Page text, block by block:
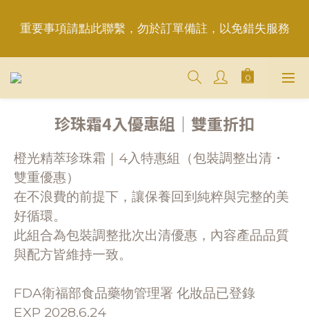
重要事項請點此聯繫，勿於訂單備註，以免錯失服務
平日6:50前完成訂購，現貨品當日發貨｜訂單「已確
認＝發貨中」
上班時間內專人回覆(WhatsAPP已停用，請LINE,
重要事項請點此聯繫，勿於訂單備註，以免錯失服務
珍珠霜4入優惠組｜雙重折扣
橙光精萃珍珠霜｜4入特惠組（包裝調整出清・
雙重優惠）
在不浪費的前提下，讓保養回到純粹與完整的美
好循環。
此組合為包裝調整批次出清優惠，內容產品品質
與配方皆維持一致。
FDA衛福部食品藥物管理署 化妝品已登錄
EXP 2028.6.24